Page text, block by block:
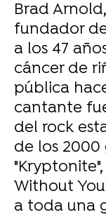
Brad
fundador
a los 47
cáncer de
pública
cantante
del rock
de los 2000
Without
a toda una